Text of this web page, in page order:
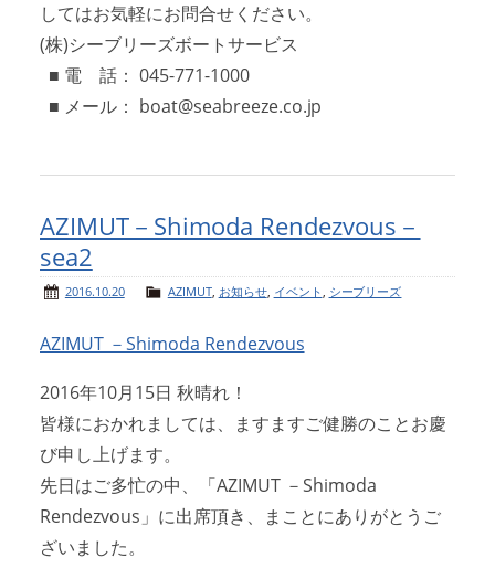
してはお気軽にお問合せください。
(株)シーブリーズボートサービス
■ 電 話： 045-771-1000
■ メール： boat@seabreeze.co.jp
AZIMUT－Shimoda Rendezvous－
sea2
2016.10.20 AZIMUT, お知らせ, イベント, シーブリーズ
AZIMUT －Shimoda Rendezvous
2016年10月15日 秋晴れ！
皆様におかれましては、ますますご健勝のことお慶
び申し上げます。
先日はご多忙の中、「AZIMUT －Shimoda
Rendezvous」に出席頂き、まことにありがとうご
ざいました。